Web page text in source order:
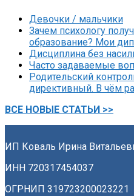
Девочки / мальчики
Зачем психологу
образование? Мои
Дисциплина без
Часто задаваемые
Родительский
директивный. В чём
ВСЕ НОВЫЕ СТАТЬИ >>
ИП Коваль Ирина
ИНН 720317454037
ОГРНИП 319723200023221